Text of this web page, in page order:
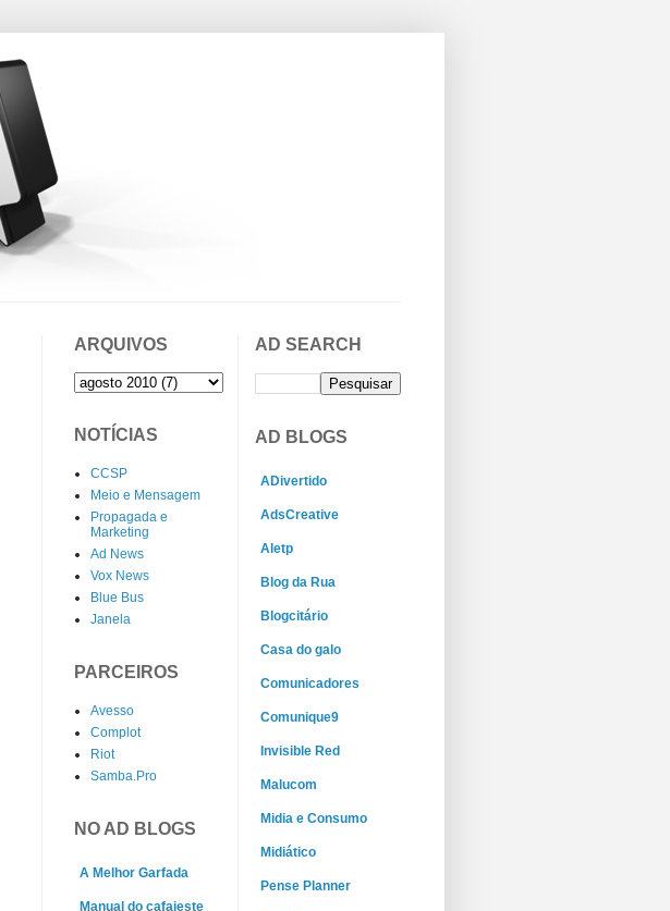
ARQUIVOS
NOTÍCIAS
CCSP
Meio e Mensagem
Propagada e
Marketing
Ad News
Vox News
Blue Bus
Janela
PARCEIROS
Avesso
Complot
Riot
Samba.Pro
NO AD BLOGS
A Melhor Garfada
Manual do cafajeste
AD SEARCH
AD BLOGS
ADivertido
AdsCreative
Aletp
Blog da Rua
Blogcitário
Casa do galo
Comunicadores
Comunique9
Invisible Red
Malucom
Midia e Consumo
Midiático
Pense Planner